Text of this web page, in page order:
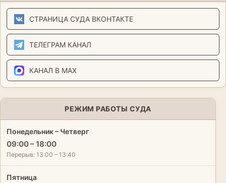
СТРАНИЦА СУДА ВКОНТАКТЕ
ТЕЛЕГРАМ КАНАЛ
КАНАЛ В MAX
РЕЖИМ РАБОТЫ СУДА
Понедельник – Четверг
09:00 – 18:00
Перерыв: 13:00 – 13:40
Пятница